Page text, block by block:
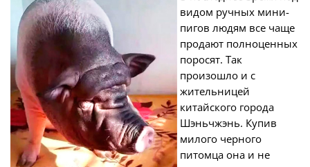
видом ручных мини-
пигов людям все чаще
продают полноценных
поросят. Так
произошло и с
жительницей
китайского города
Шэньчжэнь. Купив
милого черного
питомца она и не